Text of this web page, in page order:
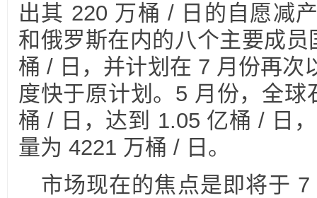
出其 220 万桶 / 日的自愿减
和俄罗斯在内的八个主要成
桶 / 日，并计划在 7 月份再次
度快于原计划。5 月份，全
桶 / 日，达到 1.05 亿桶 / 日
量为 4221 万桶 / 日。
市场现在的焦点是即将于